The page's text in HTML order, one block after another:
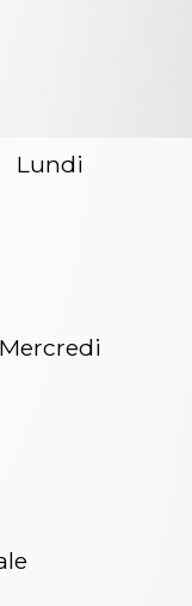
Lundi
Mercredi